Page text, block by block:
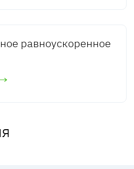
равноускоренное